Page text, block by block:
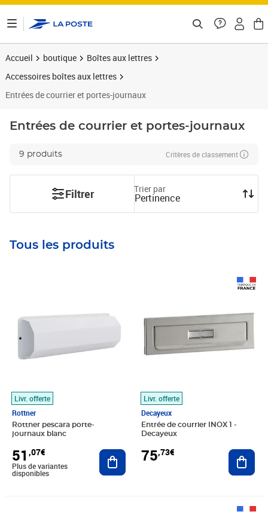
Accueil boutique
Boîtes aux lettres
Accessoires boîtes aux lettres
Entrées de courrier et portes-journaux
Entrées de courrier et portes-journaux
9 produits Critères de classement
Filtrer Trier par
Pertinence
Tous les produits
Livr. offerte
Rottner
Rottner pescara porte-
journaux blanc
51 ,07€
Plus de variantes
disponibles
Ajouter au panier
Livr. offerte
Decayeux
Entrée de courrier INOX 1 -
Decayeux
75,73€